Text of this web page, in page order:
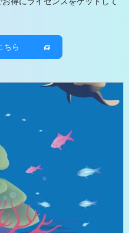
ちら